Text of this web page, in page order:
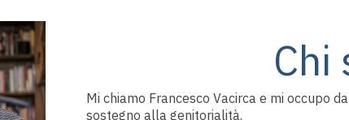
Chi
Mi chiamo Francesco Vacirca e mi occupo
sostegno alla genitorialità.